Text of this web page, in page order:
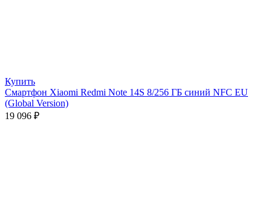
Купить
Смартфон Xiaomi Redmi Note 14S 8/256 ГБ синий NFC EU
(Global Version)
19 096 ₽